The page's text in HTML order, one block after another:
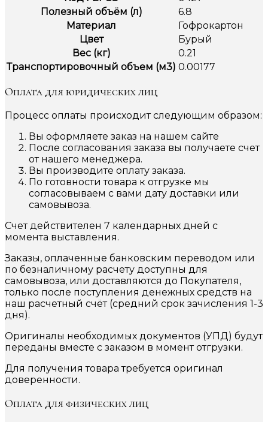
Полезный объём (л)
6.8
Материал
Гофрокартон
Цвет
Бурый
Вес (кг)
0.21
Транспортировочный объем (м3) 0.00177
Оплата для юридических лиц
Процесс оплаты происходит следующим образом:
Вы оформляете заказ на нашем сайте
После согласования заказа вы получаете счет
от нашего менеджера.
Вы производите оплату заказа.
По готовности товара к отгрузке мы
согласовываем с вами дату доставки или
самовывоза.
Счет действителен 7 календарных дней с
момента выставления.
Заказы, оплаченные банковским переводом или
по безналичному расчету доступны для
самовывоза, или доставляются до Покупателя,
только после поступления денежных средств на
наш расчетный счёт (средний срок зачисления 1-3
дня).
Оригиналы необходимых документов (УПД) будут
переданы вместе с заказом в момент отгрузки.
Для получения товара требуется оригинал
доверенности.
Оплата для физических лиц